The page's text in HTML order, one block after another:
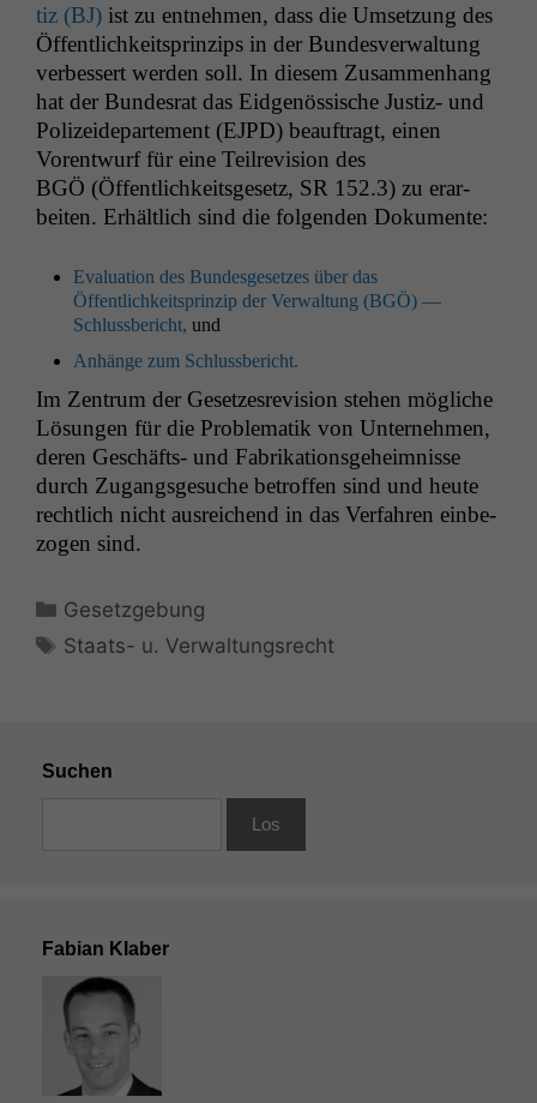
tiz (BJ) ist zu ent­nehmen, dass die Umset­zung des
Öffentlichkeit­sprinzips in der Bun­desver­wal­tung
verbessert wer­den soll. In diesem Zusam­men­hang
hat der Bun­desrat das Eid­genös­sis­che Jus­tiz- und
Polizei­de­parte­ment (EJPD) beauf­tragt, einen
Voren­twurf für eine Teil­re­vi­sion des
BGÖ (Öffentlichkeits­ge­setz, SR 152.3) zu erar­
beit­en. Erhältlich sind die fol­gen­den Dokumente:
Eval­u­a­tion des Bun­des­ge­set­zes über das
Öffentlichkeit­sprinzip der Ver­wal­tung (BGÖ) —
Schluss­bericht, und
Anhänge zum Schlussbericht.
Im Zen­trum der Geset­zes­re­vi­sion ste­hen mögliche
Lösun­gen für die Prob­lematik von Unternehmen,
deren Geschäfts- und Fab­rika­tion­s­ge­heimnisse
durch Zugangs­ge­suche betrof­fen sind und heute
rechtlich nicht aus­re­ichend in das Ver­fahren ein­be­
zo­gen sind.
Kategorien
Gesetzgebung
Schlagwörter
Staats- u. Verwaltungsrecht
Suchen
Fabian Klaber